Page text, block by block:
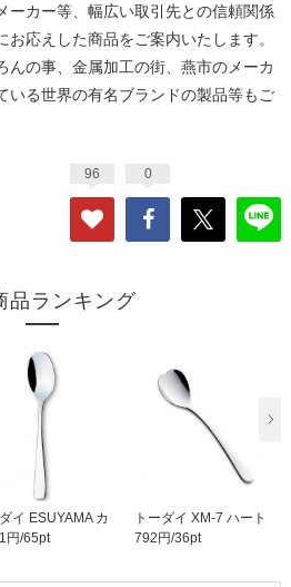
ーカー等、幅広い取引先との信頼関係
応えした商品をご案内いたします。
んの事、金属加工の街、燕市のメーカ
いる世界の有名ブランドの製品等もご
96 0
品ランキング
イ ESUYAMA カ
イス＆チャー..
円/65pt
トーダイ XM-7 ハート
物語 ティースプー..
792円/36pt